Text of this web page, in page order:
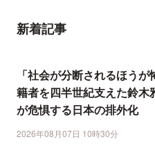
新着記事
「社会が分断されるほうが
籍者を四半世紀支えた鈴木
が危惧する日本の排外化
2026年08月07日 10時30分